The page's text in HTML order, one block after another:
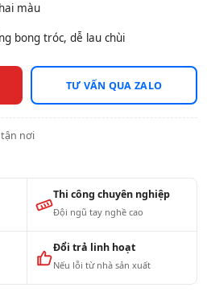
màu
bong tróc, dễ lau chùi
TƯ VẤN QUA ZALO
nơi
Thi công chuyên nghiệp
Đội ngũ tay nghề cao
Đổi trả linh hoạt
Nếu lỗi từ nhà sản xuất